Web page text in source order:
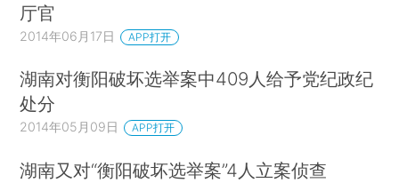
厅官
2014年06月17日 APP打开
湖南对衡阳破坏选举案中409人给予党纪政纪
处分
2014年05月09日 APP打开
湖南又对“衡阳破坏选举案”4人立案侦查